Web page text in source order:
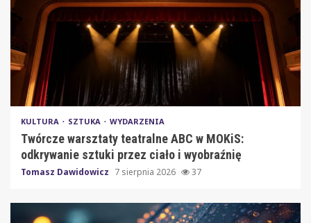
KULTURA SZTUKA WYDARZENIA
Twórcze warsztaty teatralne ABC w MOKiS:
odkrywanie sztuki przez ciało i wyobraźnię
Tomasz Dawidowicz 7 sierpnia 2026 37